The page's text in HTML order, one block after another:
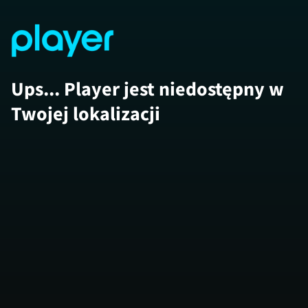
Ups... Player jest niedostępny w
Twojej lokalizacji